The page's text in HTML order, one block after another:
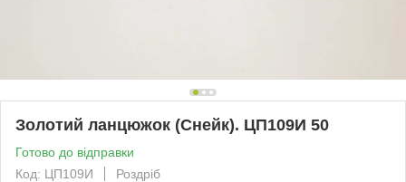
Золотий ланцюжок (Снейк). ЦП109И 50
Готово до відправки
Код: ЦП109И
Роздріб